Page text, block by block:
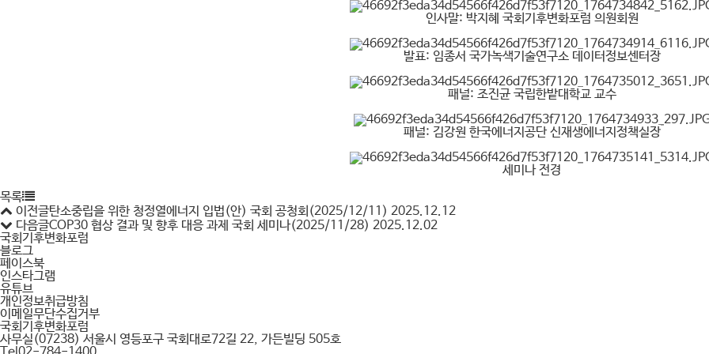
인사말: 박지혜 국회기후변화포럼 의원회원
발표: 임종서 국가녹색기술연구소 데이터정보센터장
패널: 조진균 국립한밭대학교 교수
패널: 김강원 한국에너지공단 신재생에너지정책실장
세미나 전경
목록
이전글탄소중립을 위한 청정열에너지 입법(안) 국회 공청회(2025/12/11) 2025.12.12
다음글COP30 협상 결과 및 향후 대응 과제 국회 세미나(2025/11/28) 2025.12.02
국회기후변화포럼
블로그
페이스북
인스타그램
유튜브
개인정보취급방침
이메일무단수집거부
국회기후변화포럼
사무실(07238) 서울시 영등포구 국회대로72길 22, 가든빌딩 505호